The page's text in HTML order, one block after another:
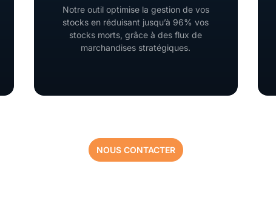
Notre outil optimise la gestion de vos
stocks en réduisant jusqu’à 96% vos
stocks morts, grâce à des flux de
marchandises stratégiques.
NOUS CONTACTER